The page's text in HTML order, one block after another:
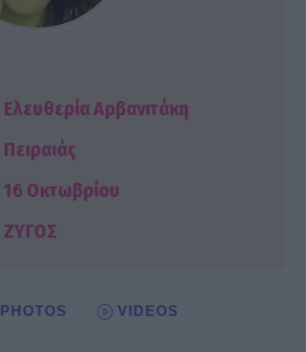
Ελευθερία Αρβανιτάκη
Πειραιάς
16 Οκτωβρίου
ΖΥΓΟΣ
PHOTOS VIDEOS